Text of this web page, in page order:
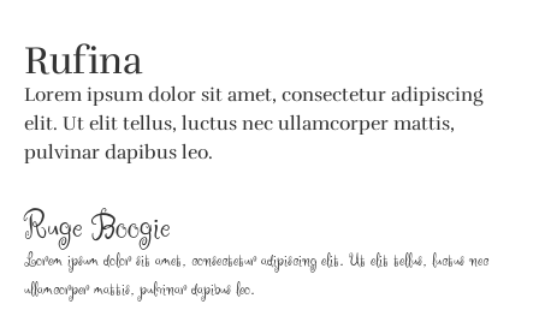
Rufina
Lorem ipsum dolor sit amet, consectetur adipiscing
elit. Ut elit tellus, luctus nec ullamcorper mattis,
pulvinar dapibus leo.
Ruge Boogie
Lorem ipsum dolor sit amet, consectetur adipiscing elit. Ut elit tellus, luctus nec
ullamcorper mattis, pulvinar dapibus leo.